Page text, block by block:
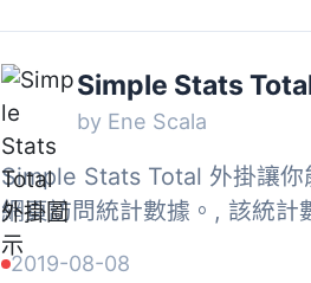
Simple Stats
by Ene Scala
Simple Stats Total 外掛讓你
網頁訪問統計數據。, 該統計
被訪問的頁面、參考網址、IP
2019-08-08